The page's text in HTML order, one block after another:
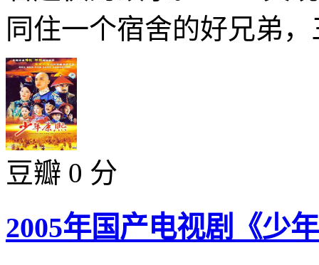
同住一个宿舍的好兄弟
豆瓣 0 分
2005年国产电视剧《少